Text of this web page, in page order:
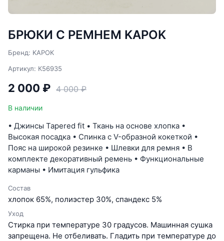
БРЮКИ С РЕМНЕМ KAPOK
Бренд: KAPOK
Артикул: К56935
2 000 ₽ 4 000 ₽
В наличии
• Джинсы Tapered fit • Ткань на основе хлопка •
Высокая посадка • Спинка с V-образной кокеткой •
Пояс на широкой резинке • Шлевки для ремня • В
комплекте декоративный ремень • Функциональные
карманы • Имитация гульфика
Состав
хлопок 65%, полиэстер 30%, спандекс 5%
Уход
Cтирка при температуре 30 градусов. Машинная сушка
запрещена. Не отбеливать. Гладить при температуре до